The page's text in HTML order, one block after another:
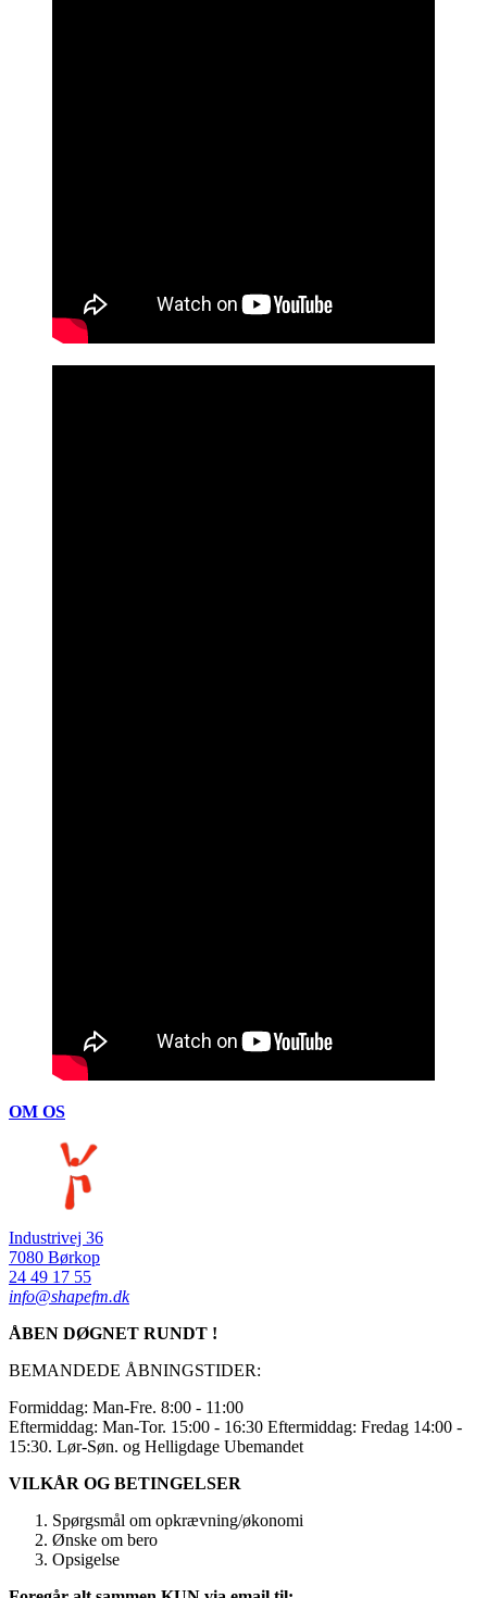
OM OS
Industrivej 36
7080 Børkop
24 49 17 55
info@shapefm.dk
ÅBEN DØGNET RUNDT !
BEMANDEDE ÅBNINGSTIDER:
Formiddag: Man-Fre. 8:00 - 11:00
Eftermiddag: Man-Tor. 15:00 - 16:30 Eftermiddag: Fredag 14:00 -
15:30. Lør-Søn. og Helligdage Ubemandet
VILKÅR OG BETINGELSER
Spørgsmål om opkrævning/økonomi
Ønske om bero
Opsigelse